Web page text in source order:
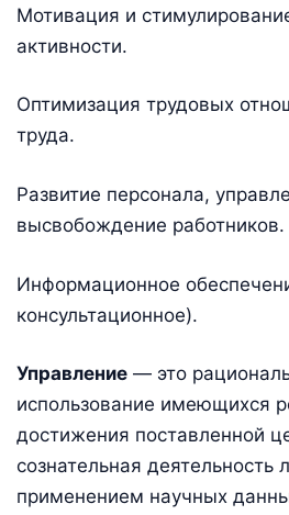
Мотивация и
активности.
Оптимизация трудовых
труда.
Развитие персонала,
высвобождение работников.
Информационное
консультационное).
Управление — это
использование имеющихся
достижения поставленной
сознательная деятельность
применением научных